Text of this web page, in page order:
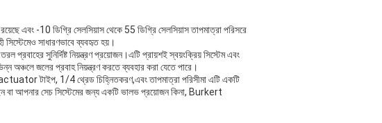
এবং -10 ডিগ্রি সেলসিয়াস থেকে 55 ডিগ্রি সেলসিয়াস তাপমাত্রা পরিসরে
সাধারণভাবে ব্যবহৃত হয়।
সুনির্দিষ্ট নিয়ন্ত্রণ প্রয়োজন।এটি প্রায়শই স্বয়ংক্রিয় সিস্টেম এবং
অঞ্চলে জলের প্রবাহ নিয়ন্ত্রণ করতে ব্যবহার করা যেতে পারে।
টাইপ, 1/4 থ্রেড চিহ্নিতকরণ,এবং তাপমাত্রা পরিসীমা এটি একটি
বা আপনার সেচ সিস্টেমের জন্য একটি ভালভ প্রয়োজন কিনা, Burkert